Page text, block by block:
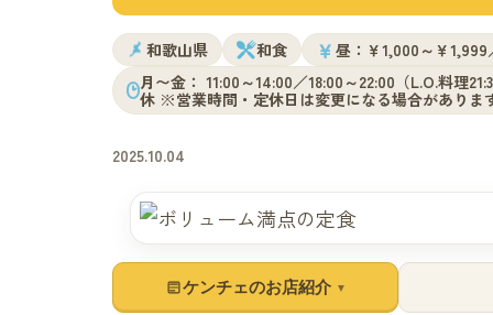
和歌山県 和食 ￥ 昼：￥1,000～￥
月〜金： 11:00～14:00／18:00～22:00（L.O.料理
休 ※営業時間・定休日は変更になる場合がありま
2025.10.04
ケンチェのお店紹介 ▼